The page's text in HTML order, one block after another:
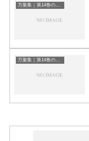
万葉集｜第14巻の和歌一覧
万葉集｜第14巻の和歌一覧